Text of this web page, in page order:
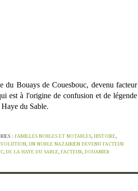
du Bouays de Couesbouc, devenu facteur
est à l'origine de confusion et de légende
du Sable.
: FAMILLES NOBLES ET NOTABLES, HISTOIRE,
, UN NOBLE NAZAIRIEN DEVENU FACTEUR
, DE LA HAYE DU SABLE, FACTEUR, DOUANIER